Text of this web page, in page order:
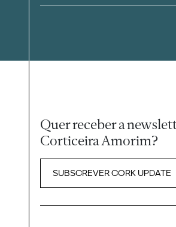
Quer receber a
Corticeira Amorim?
SUBSCREVER CORK UPDATE